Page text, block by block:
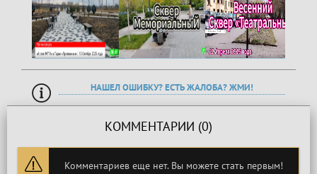
НАШЕЛ ОШИБКУ? ЕСТЬ ЖАЛОБА? ЖМИ!
КОММЕНТАРИИ (0)
Комментариев еще нет. Вы можете стать первым!